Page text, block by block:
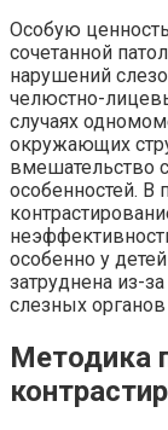
Особую
сочетанной
нарушений
челюстно-
случаях
окружающих
вмешательство
особенностей. В
особенно у
затруднена из-
слезных органов
Методика